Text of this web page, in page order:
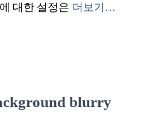
설정은 더보기…
blurry